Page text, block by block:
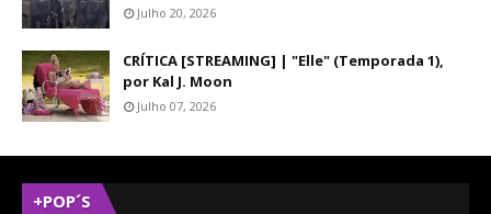
Julho 20, 2026
CRÍTICA [STREAMING] | "Elle" (Temporada 1),
por Kal J. Moon
Julho 07, 2026
+POP´S